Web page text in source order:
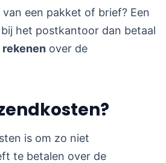
een pakket of brief? Een
het postkantoor dan betaal
over de
is om zo niet
te betalen over de